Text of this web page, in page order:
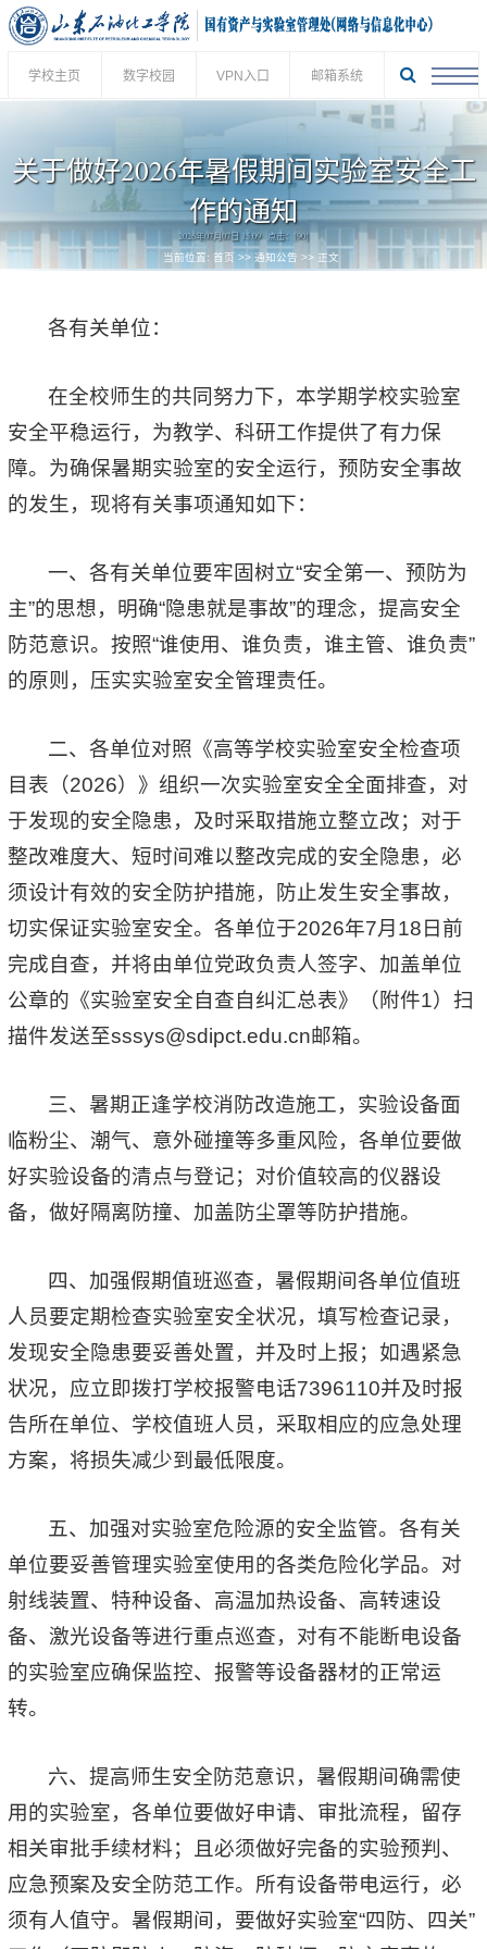
学校主页 数字校园 VPN入口 邮箱系统
关于做好2026年暑假期间实验室安全工
作的通知
2026年07月07日 15:09 点击：[90]
当前位置: 首页 >> 通知公告 >> 正文
各有关单位：
在全校师生的共同努力下，本学期学校实验室
安全平稳运行，为教学、科研工作提供了有力保
障。为确保暑期实验室的安全运行，预防安全事故
的发生，现将有关事项通知如下：
一、各有关单位要牢固树立“安全第一、预防为
主”的思想，明确“隐患就是事故”的理念，提高安全
防范意识。按照“谁使用、谁负责，谁主管、谁负责”
的原则，压实实验室安全管理责任。
二、各单位对照《高等学校实验室安全检查项
目表（2026）》组织一次实验室安全全面排查，对
于发现的安全隐患，及时采取措施立整立改；对于
整改难度大、短时间难以整改完成的安全隐患，必
须设计有效的安全防护措施，防止发生安全事故，
切实保证实验室安全。各单位于2026年7月18日前
完成自查，并将由单位党政负责人签字、加盖单位
公章的《实验室安全自查自纠汇总表》（附件1）扫
描件发送至sssys@sdipct.edu.cn邮箱。
三、暑期正逢学校消防改造施工，实验设备面
临粉尘、潮气、意外碰撞等多重风险，各单位要做
好实验设备的清点与登记；对价值较高的仪器设
备，做好隔离防撞、加盖防尘罩等防护措施。
四、加强假期值班巡查，暑假期间各单位值班
人员要定期检查实验室安全状况，填写检查记录，
发现安全隐患要妥善处置，并及时上报；如遇紧急
状况，应立即拨打学校报警电话7396110并及时报
告所在单位、学校值班人员，采取相应的应急处理
方案，将损失减少到最低限度。
五、加强对实验室危险源的安全监管。各有关
单位要妥善管理实验室使用的各类危险化学品。对
射线装置、特种设备、高温加热设备、高转速设
备、激光设备等进行重点巡查，对有不能断电设备
的实验室应确保监控、报警等设备器材的正常运
转。
六、提高师生安全防范意识，暑假期间确需使
用的实验室，各单位要做好申请、审批流程，留存
相关审批手续材料；且必须做好完备的实验预判、
应急预案及安全防范工作。所有设备带电运行，必
须有人值守。暑假期间，要做好实验室“四防、四关”